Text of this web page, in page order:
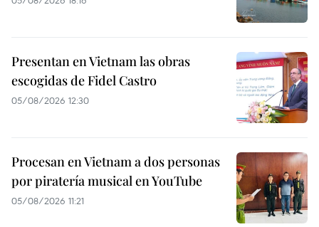
Presentan en Vietnam las obras
escogidas de Fidel Castro
05/08/2026 12:30
Procesan en Vietnam a dos personas
por piratería musical en YouTube
05/08/2026 11:21